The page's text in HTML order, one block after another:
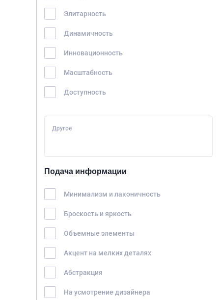
Элитарность
Динамичность
Инновационность
Масштабность
Доступность
Другое
Подача информации
Минимализм и лаконичность
Броскость и яркость
Объемные элементы
Акцент на мелких деталях
Абстракция
На усмотрение дизайнера